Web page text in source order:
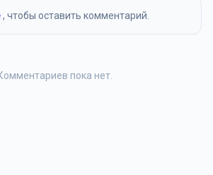
, чтобы оставить комментарий.
пока нет.